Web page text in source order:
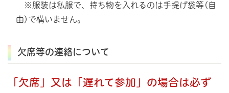
※服装は私服で、持ち物を入れるのは手提げ袋等(自
由)で構いません。
欠席等の連絡について
「欠席」又は「遅れて参加」の場合は必ず